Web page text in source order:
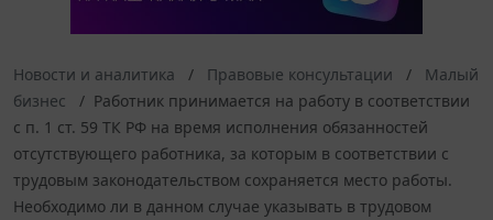
Новости и аналитика Правовые консультации
Малый
бизнес
Работник принимается на работу в соответствии
с п. 1 ст. 59 ТК РФ на время исполнения обязанностей
отсутствующего работника, за которым в соответствии с
трудовым законодательством сохраняется место работы.
Необходимо ли в данном случае указывать в трудовом